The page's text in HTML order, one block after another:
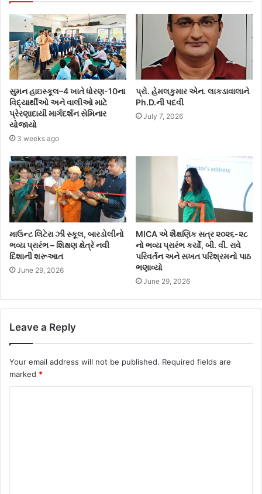
સુમન હાઇસ્કૂલ–4 ખાતે ધોરણ-10ના
વિદ્યાર્થીઓ અને વાલીઓ માટે
પ્રેરણાદાયી માર્ગદર્શન સેમિનાર
યોજાયો
3 weeks ago
પ્રો. હેમલકુમાર એન. લાકડાવાલાને
Ph.D.ની પદવી
July 7, 2026
માઉન્ટ લિટેરા ઝી સ્કૂલ, બારડોલીનો
ભવ્ય પ્રારંભ – શિક્ષણ ક્ષેત્રે નવી
દિશાની શરૂઆત
June 29, 2026
MICA એ શૈક્ષણિક સત્ર ૨૦૨૬-૨૮
નો ભવ્ય પ્રારંભ કર્યો, બી. વી. રાવે
પરિવર્તન અને સખત પરિશ્રમનો પાઠ
ભણાવ્યો
June 29, 2026
Leave a Reply
Your email address will not be published. Required fields are
marked *